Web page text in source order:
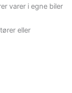
varer i egne biler
eller